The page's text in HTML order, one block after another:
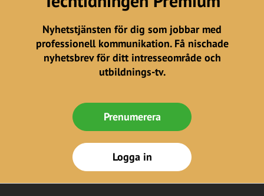
Nyhetstjänsten för dig som jobbar med
professionell kommunikation. Få nischade
nyhetsbrev för ditt intresseområde och
utbildnings-tv.
Prenumerera
Logga in